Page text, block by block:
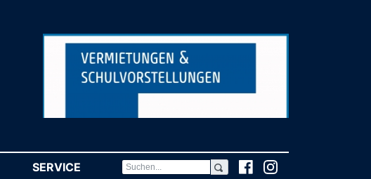
SERVICE (CURRENT)